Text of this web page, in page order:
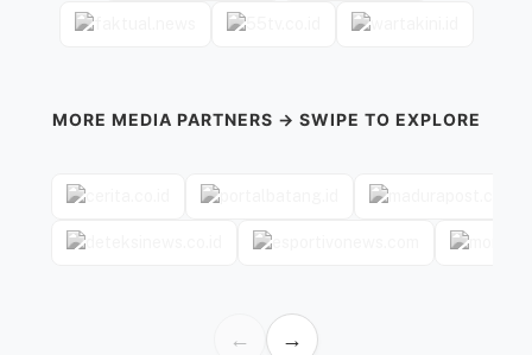
MORE MEDIA PARTNERS → SWIPE TO EXPLORE
← →